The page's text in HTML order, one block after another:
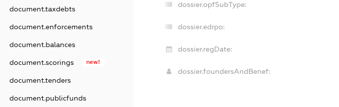
document.taxdebts
document.enforcements
document.balances
document.scorings new!
document.tenders
document.publicfunds
dossier.opfSubType:
dossier.edrpo:
dossier.regDate:
dossier.foundersAndBenef: